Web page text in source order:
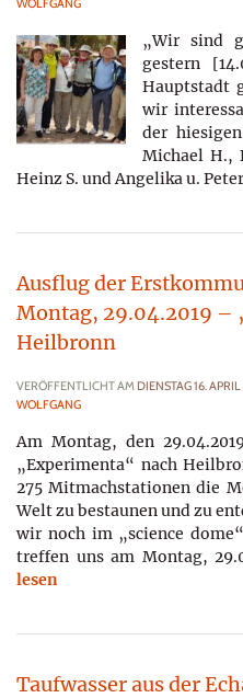
WOLFGANG
„Wir sind
gestern
Hauptstadt
wir
der
Michael H.,
Heinz S. und Angelika u.
Ausflug der
Montag, 29.04.2019 –
Heilbronn
VERÖFFENTLICHT AM DIENSTAG 16.
WOLFGANG
Am Montag, den
„Experimenta“ nach
275 Mitmachstationen die
Welt zu bestaunen und zu
wir noch im „science
treffen uns am Montag,
lesen
Taufwasser aus der